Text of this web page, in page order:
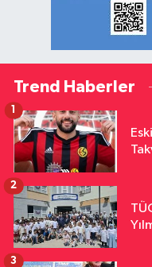
Trend Haberler
1
2
3